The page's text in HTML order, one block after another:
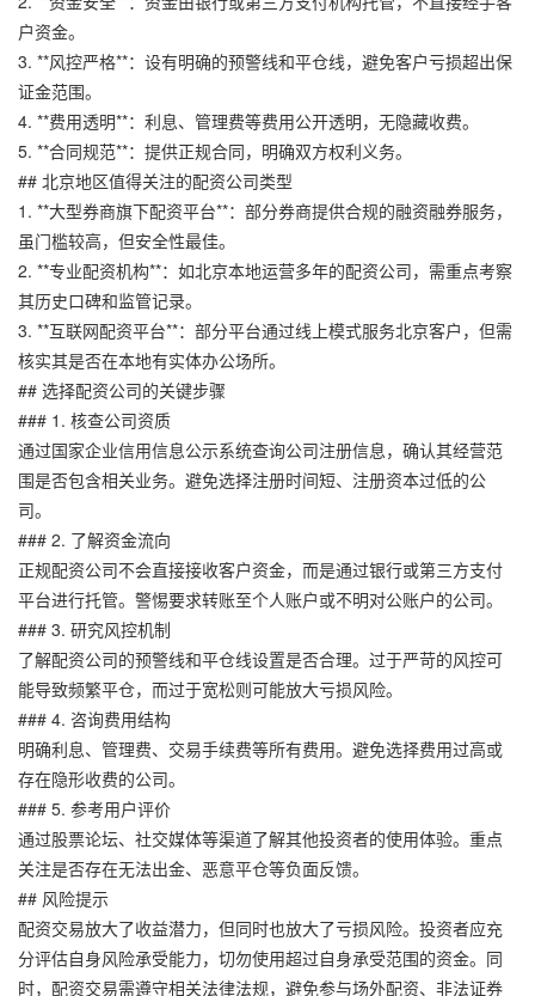
户资金。
3. **风控严格**：设有明确的预警线和平仓线，避免客户亏损超出保
证金范围。
4. **费用透明**：利息、管理费等费用公开透明，无隐藏收费。
5. **合同规范**：提供正规合同，明确双方权利义务。
## 北京地区值得关注的配资公司类型
1. **大型券商旗下配资平台**：部分券商提供合规的融资融券服务，
虽门槛较高，但安全性最佳。
2. **专业配资机构**：如北京本地运营多年的配资公司，需重点考察
其历史口碑和监管记录。
3. **互联网配资平台**：部分平台通过线上模式服务北京客户，但需
核实其是否在本地有实体办公场所。
## 选择配资公司的关键步骤
### 1. 核查公司资质
通过国家企业信用信息公示系统查询公司注册信息，确认其经营范
围是否包含相关业务。避免选择注册时间短、注册资本过低的公
司。
### 2. 了解资金流向
正规配资公司不会直接接收客户资金，而是通过银行或第三方支付
平台进行托管。警惕要求转账至个人账户或不明对公账户的公司。
### 3. 研究风控机制
了解配资公司的预警线和平仓线设置是否合理。过于严苛的风控可
能导致频繁平仓，而过于宽松则可能放大亏损风险。
### 4. 咨询费用结构
明确利息、管理费、交易手续费等所有费用。避免选择费用过高或
存在隐形收费的公司。
### 5. 参考用户评价
通过股票论坛、社交媒体等渠道了解其他投资者的使用体验。重点
关注是否存在无法出金、恶意平仓等负面反馈。
## 风险提示
配资交易放大了收益潜力，但同时也放大了亏损风险。投资者应充
分评估自身风险承受能力，切勿使用超过自身承受范围的资金。同
时，配资交易需遵守相关法律法规，避免参与场外配资、非法证券